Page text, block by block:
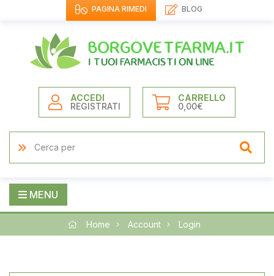
PAGINA RIMEDI BLOG
ACCEDI
REGISTRATI
CARRELLO
0,00€
MENU
Home Account Login